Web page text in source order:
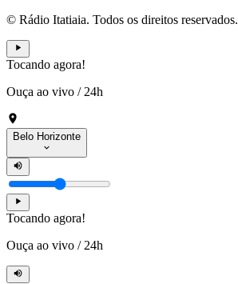
© Rádio Itatiaia. Todos os direitos reservados.
Tocando agora!
Ouça ao vivo / 24h
Belo Horizonte
Tocando agora!
Ouça ao vivo / 24h